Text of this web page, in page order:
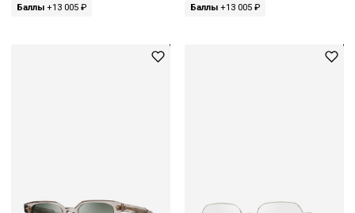
Баллы +13 005 ₽ Баллы+13 005 ₽